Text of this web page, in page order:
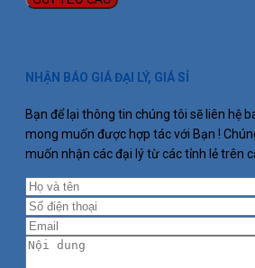
NHẬN BÁO GIÁ ĐẠI LÝ, GIÁ SỈ
Bạn để lại thông tin chúng tôi sẽ liên hệ
mong muốn được hợp tác với Bạn !
muốn nhận các đại lý từ các tỉnh lẻ trên